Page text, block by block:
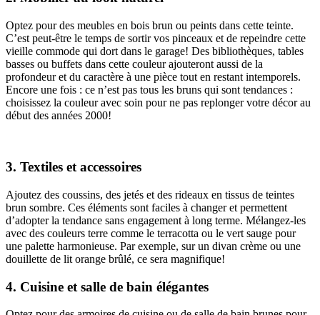
Optez pour des meubles en bois brun ou peints dans cette teinte.
C’est peut-être le temps de sortir vos pinceaux et de repeindre cette
vieille commode qui dort dans le garage! Des bibliothèques, tables
basses ou buffets dans cette couleur ajouteront aussi de la
profondeur et du caractère à une pièce tout en restant intemporels.
Encore une fois : ce n’est pas tous les bruns qui sont tendances :
choisissez la couleur avec soin pour ne pas replonger votre décor au
début des années 2000!
3. Textiles et accessoires
Ajoutez des coussins, des jetés et des rideaux en tissus de teintes
brun sombre. Ces éléments sont faciles à changer et permettent
d’adopter la tendance sans engagement à long terme. Mélangez-les
avec des couleurs terre comme le terracotta ou le vert sauge pour
une palette harmonieuse. Par exemple, sur un divan crème ou une
douillette de lit orange brûlé, ce sera magnifique!
4. Cuisine et salle de bain élégantes